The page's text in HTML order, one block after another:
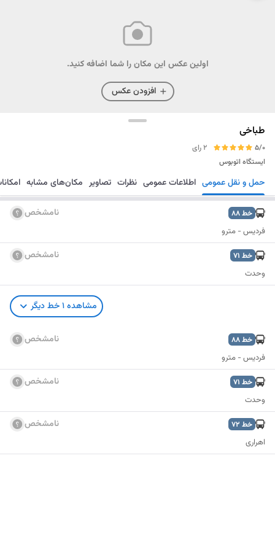
اولین عکس این مکان را شما اضافه کنید.
افزودن عکس
طباخی
5/0
2 رای
ایستگاه اتوبوس
مسیریابی ذخیره ارسال حمل و نقل عمومی اطلاعات عمومی نظرات تصاویر مکان‌های مشابه
خط88 نامشخص
فردیس - مترو
خط 71 نامشخص
وحدت
مشاهده1خط دیگر
خط88 نامشخص
فردیس - مترو
خط 71 نامشخص
وحدت
خط 72 نامشخص
اهراری